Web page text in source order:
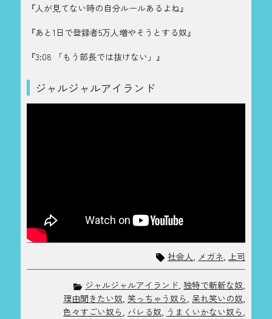
『人が見てない時の自分ルールあるよね』
『あと1日で登録者5万人増やそうとする奴』
『3:08 「もう部長では抜けない」』
ジャルジャルアイランド
社会人 メガネ 上司
ジャルジャルアイランド, 独特で斬新な奴,
理由聞きたい奴, 笑っちゃう奴ら, 呆れ笑いの奴,
色々すごい奴ら, バレる奴, うまくいかない奴ら,